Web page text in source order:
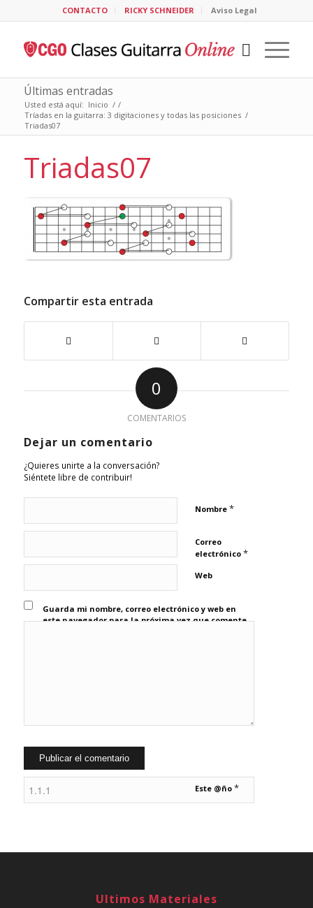
CONTACTO RICKY SCHNEIDER Aviso Legal
Últimas entradas
Usted está aquí: Inicio / /
Tríadas en la guitarra: 3 digitaciones y todas las posiciones /
Triadas07
Triadas07
Compartir esta entrada
0
COMENTARIOS
Dejar un comentario
¿Quieres unirte a la conversación?
Siéntete libre de contribuir!
Nombre *
Correo
electrónico *
Web
Guarda mi nombre, correo electrónico y web en
este navegador para la próxima vez que comente.
Este @ño *
Ultimos Materiales